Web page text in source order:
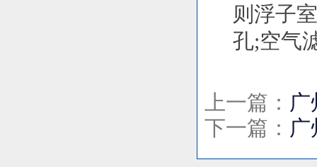
则浮子
孔;空气
上一篇：
下一篇：